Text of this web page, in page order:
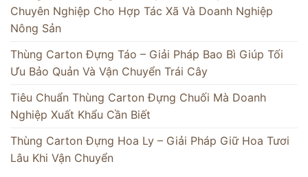
Chuyên Nghiệp Cho Hợp Tác Xã Và Doanh Nghiệp
Nông Sản
Thùng Carton Đựng Táo – Giải Pháp Bao Bì Giúp Tối
Ưu Bảo Quản Và Vận Chuyển Trái Cây
Tiêu Chuẩn Thùng Carton Đựng Chuối Mà Doanh
Nghiệp Xuất Khẩu Cần Biết
Thùng Carton Đựng Hoa Ly – Giải Pháp Giữ Hoa Tươi
Lâu Khi Vận Chuyển